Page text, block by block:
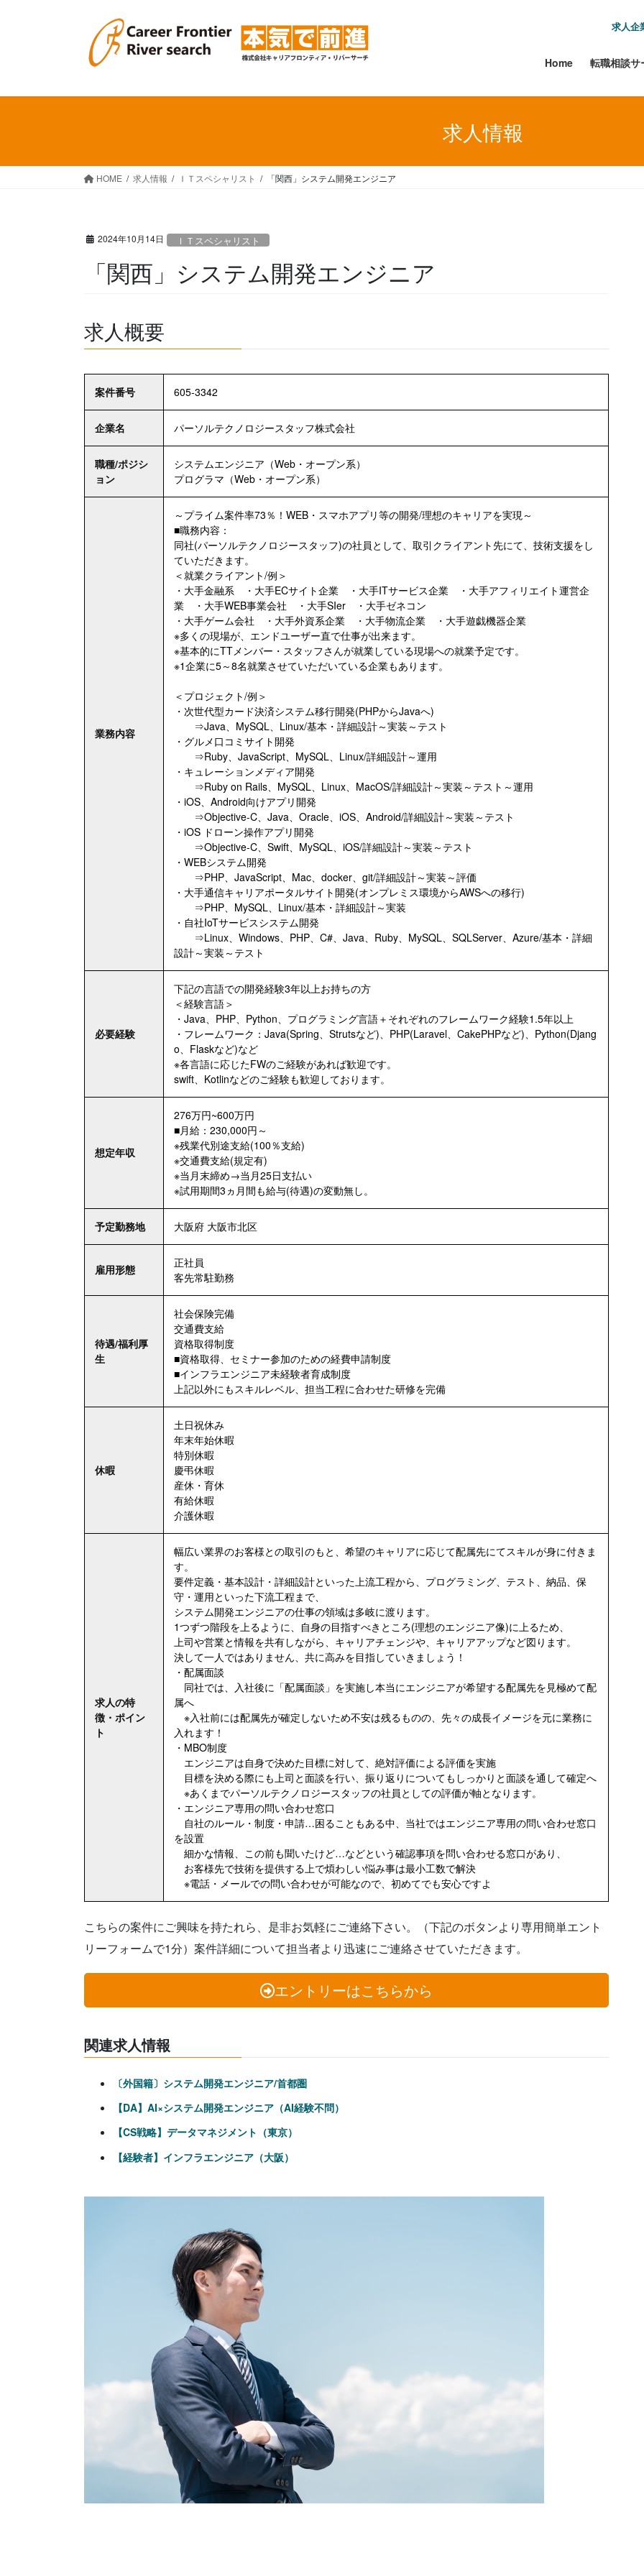
へ
プ
ョ
動
求人企
Home 転職相談サ
求人情報
HOME 求人情報 ＩＴスペシャリスト 「関西」システム開発エンジニア
2024年10月14日 ＩＴスペシャリスト
「関西」システム開発エンジニア
求人概要
案件番号 605-3342
企業名 パーソルテクノロジースタッフ株式会社
職種/ポジシ
ョン
システムエンジニア（Web・オープン系）
プログラマ（Web・オープン系）
業務内容
～プライム案件率73％！WEB・スマホアプリ等の開発/理想のキャリアを実現～
■職務内容：
同社(パーソルテクノロジースタッフ)の社員として、取引クライアント先にて、技術支援をし
ていただきます。
＜就業クライアント/例＞
・大手金融系 ・大手ECサイト企業 ・大手ITサービス企業 ・大手アフィリエイト運営企
業 ・大手WEB事業会社 ・大手SIer ・大手ゼネコン
・大手ゲーム会社 ・大手外資系企業 ・大手物流企業 ・大手遊戯機器企業
※多くの現場が、エンドユーザー直で仕事が出来ます。
※基本的にTTメンバー・スタッフさんが就業している現場への就業予定です。
※1企業に5～8名就業させていただいている企業もあります。
＜プロジェクト/例＞
・次世代型カード決済システム移行開発(PHPからJavaへ)
⇒Java、MySQL、Linux/基本・詳細設計～実装～テスト
・グルメ口コミサイト開発
⇒Ruby、JavaScript、MySQL、Linux/詳細設計～運用
・キュレーションメディア開発
⇒Ruby on Rails、MySQL、Linux、MacOS/詳細設計～実装～テスト～運用
・iOS、Android向けアプリ開発
⇒Objective-C、Java、Oracle、iOS、Android/詳細設計～実装～テスト
・iOS ドローン操作アプリ開発
⇒Objective-C、Swift、MySQL、iOS/詳細設計～実装～テスト
・WEBシステム開発
⇒PHP、JavaScript、Mac、docker、git/詳細設計～実装～評価
・大手通信キャリアポータルサイト開発(オンプレミス環境からAWSへの移行)
⇒PHP、MySQL、Linux/基本・詳細設計～実装
・自社IoTサービスシステム開発
⇒Linux、Windows、PHP、C#、Java、Ruby、MySQL、SQLServer、Azure/基本・詳細
設計～実装～テスト
必要経験
下記の言語での開発経験3年以上お持ちの方
＜経験言語＞
・Java、PHP、Python、プログラミング言語＋それぞれのフレームワーク経験1.5年以上
・フレームワーク：Java(Spring、Strutsなど)、PHP(Laravel、CakePHPなど)、Python(Djang
o、Flaskなど)など
※各言語に応じたFWのご経験があれば歓迎です。
swift、Kotlinなどのご経験も歓迎しております。
想定年収
276万円~600万円
■月給：230,000円～
※残業代別途支給(100％支給)
※交通費支給(規定有)
※当月末締め→当月25日支払い
※試用期間3ヵ月間も給与(待遇)の変動無し。
予定勤務地 大阪府 大阪市北区
雇用形態
正社員
客先常駐勤務
待遇/福利厚
生
社会保険完備
交通費支給
資格取得制度
■資格取得、セミナー参加のための経費申請制度
■インフラエンジニア未経験者育成制度
上記以外にもスキルレベル、担当工程に合わせた研修を完備
休暇
土日祝休み
年末年始休暇
特別休暇
慶弔休暇
産休・育休
有給休暇
介護休暇
求人の特
徴・ポイン
ト
幅広い業界のお客様との取引のもと、希望のキャリアに応じて配属先にてスキルが身に付きま
す。
要件定義・基本設計・詳細設計といった上流工程から、プログラミング、テスト、納品、保
守・運用といった下流工程まで、
システム開発エンジニアの仕事の領域は多岐に渡ります。
1つずつ階段を上るように、自身の目指すべきところ(理想のエンジニア像)に上るため、
上司や営業と情報を共有しながら、キャリアチェンジや、キャリアアップなど図ります。
決して一人ではありません、共に高みを目指していきましょう！
・配属面談
同社では、入社後に「配属面談」を実施し本当にエンジニアが希望する配属先を見極めて配
属へ
※入社前には配属先が確定しないため不安は残るものの、先々の成長イメージを元に業務に
入れます！
・MBO制度
エンジニアは自身で決めた目標に対して、絶対評価による評価を実施
目標を決める際にも上司と面談を行い、振り返りについてもしっかりと面談を通して確定へ
※あくまでパーソルテクノロジースタッフの社員としての評価が軸となります。
・エンジニア専用の問い合わせ窓口
自社のルール・制度・申請…困ることもある中、当社ではエンジニア専用の問い合わせ窓口
を設置
細かな情報、この前も聞いたけど…などという確認事項を問い合わせる窓口があり、
お客様先で技術を提供する上で煩わしい悩み事は最小工数で解決
※電話・メールでの問い合わせが可能なので、初めてでも安心ですよ
こちらの案件にご興味を持たれら、是非お気軽にご連絡下さい。（下記のボタンより専用簡単エント
リーフォームで1分）案件詳細について担当者より迅速にご連絡させていただきます。
エントリーはこちらから
関連求人情報
〔外国籍〕システム開発エンジニア/首都圏
【DA】AI×システム開発エンジニア（AI経験不問）
【CS戦略】データマネジメント（東京）
【経験者】インフラエンジニア（大阪）